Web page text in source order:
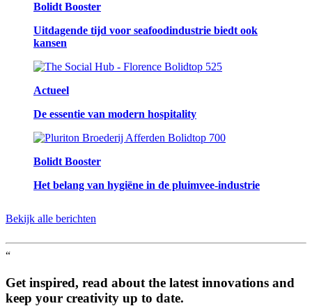
Bolidt Booster
Uitdagende tijd voor seafoodindustrie biedt ook
kansen
Actueel
De essentie van modern hospitality
Bolidt Booster
Het belang van hygiëne in de pluimvee-industrie
Bekijk alle berichten
“
Get inspired, read about the latest innovations and
keep your creativity up to date.